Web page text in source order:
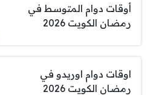
أوقات دوام المتوسط في
رمضان الكويت 2026
اوقات دوام اوريدو في
رمضان الكويت 2026